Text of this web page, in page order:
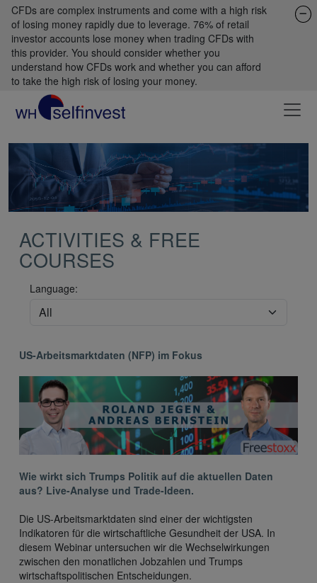
CFDs are complex instruments and come with a high risk
of losing money rapidly due to leverage. 76% of retail
investor accounts lose money when trading CFDs with
this provider. You should consider whether you
understand how CFDs work and whether you can afford
to take the high risk of losing your money.
ACTIVITIES & FREE
COURSES
Language:
US-Arbeitsmarktdaten (NFP) im Fokus
Wie wirkt sich Trumps Politik auf die aktuellen Daten
aus? Live-Analyse und Trade-Ideen.
Die US-Arbeitsmarktdaten sind einer der wichtigsten
Indikatoren für die wirtschaftliche Gesundheit der USA. In
diesem Webinar untersuchen wir die Wechselwirkungen
zwischen den monatlichen Jobzahlen und Trumps
wirtschaftspolitischen Entscheidungen.